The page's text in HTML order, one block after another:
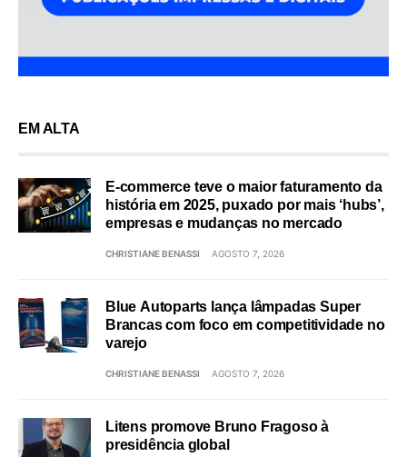
EM ALTA
E-commerce teve o maior faturamento da
história em 2025, puxado por mais ‘hubs’,
empresas e mudanças no mercado
CHRISTIANE BENASSI AGOSTO 7, 2026
Blue Autoparts lança lâmpadas Super
Brancas com foco em competitividade no
varejo
CHRISTIANE BENASSI AGOSTO 7, 2026
Litens promove Bruno Fragoso à
presidência global